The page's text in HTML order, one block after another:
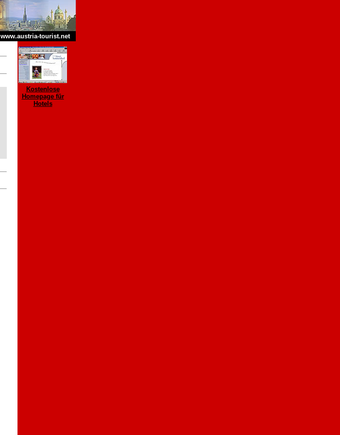
www.austria-tourist.net
Kostenlose
Homepage für
Hotels